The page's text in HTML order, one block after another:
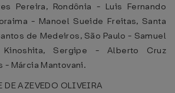
Pereira, Rondônia - Luis Fernando
- Manoel Sueide Freitas, Santa
de Medeiros, São Paulo - Samuel
Kinoshita, Sergipe - Alberto Cruz
- Márcia Mantovani.
DE AZEVEDO OLIVEIRA